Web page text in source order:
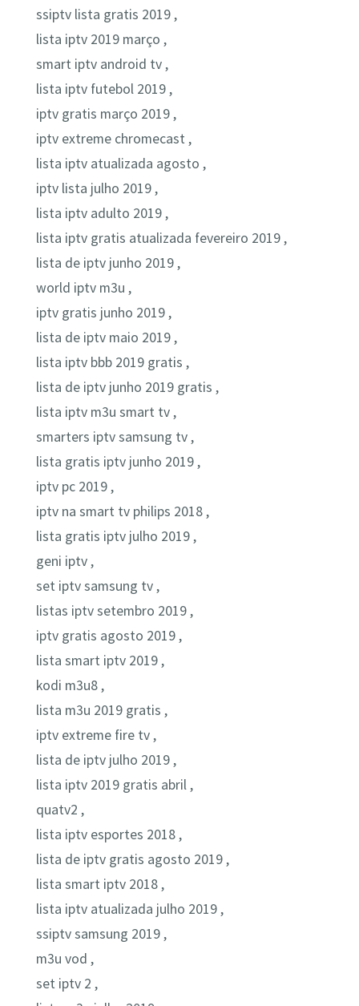
ssiptv lista gratis 2019 ,
lista iptv 2019 março ,
smart iptv android tv ,
lista iptv futebol 2019 ,
iptv gratis março 2019 ,
iptv extreme chromecast ,
lista iptv atualizada agosto ,
iptv lista julho 2019 ,
lista iptv adulto 2019 ,
lista iptv gratis atualizada fevereiro 2019 ,
lista de iptv junho 2019 ,
world iptv m3u ,
iptv gratis junho 2019 ,
lista de iptv maio 2019 ,
lista iptv bbb 2019 gratis ,
lista de iptv junho 2019 gratis ,
lista iptv m3u smart tv ,
smarters iptv samsung tv ,
lista gratis iptv junho 2019 ,
iptv pc 2019 ,
iptv na smart tv philips 2018 ,
lista gratis iptv julho 2019 ,
geni iptv ,
set iptv samsung tv ,
listas iptv setembro 2019 ,
iptv gratis agosto 2019 ,
lista smart iptv 2019 ,
kodi m3u8 ,
lista m3u 2019 gratis ,
iptv extreme fire tv ,
lista de iptv julho 2019 ,
lista iptv 2019 gratis abril ,
quatv2 ,
lista iptv esportes 2018 ,
lista de iptv gratis agosto 2019 ,
lista smart iptv 2018 ,
lista iptv atualizada julho 2019 ,
ssiptv samsung 2019 ,
m3u vod ,
set iptv 2 ,